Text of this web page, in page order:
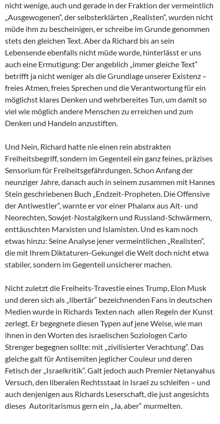
nicht wenige, auch und gerade in der Fraktion der vermeintlich
„Ausgewogenen“, der selbsterklärten „Realisten“, wurden nicht
müde ihm zu bescheinigen, er schreibe im Grunde genommen
stets den gleichen Text. Aber da Richard bis an sein
Lebensende ebenfalls nicht müde wurde, hinterlässt er uns
auch eine Ermutigung: Der angeblich „immer gleiche Text“
betrifft ja nicht weniger als die Grundlage unserer Existenz –
freies Atmen, freies Sprechen und die Verantwortung für ein
möglichst klares Denken und wehrbereites Tun, um damit so
viel wie möglich andere Menschen zu erreichen und zum
Denken und Handeln anzustiften.
Und Nein, Richard hatte nie einen rein abstrakten
Freiheitsbegriff, sondern im Gegenteil ein ganz feines, präzises
Sensorium für Freiheitsgefährdungen. Schon Anfang der
neunziger Jahre, danach auch in seinem zusammen mit Hannes
Stein geschriebenen Buch „Endzeit-Propheten. Die Offensive
der Antiwestler“, warnte er vor einer Phalanx aus Alt- und
Neorechten, Sowjet-Nostalgikern und Russland-Schwärmern,
enttäuschten Marxisten und Islamisten. Und es kam noch
etwas hinzu: Seine Analyse jener vermeintlichen „Realisten“,
die mit Ihrem Diktaturen-Gekungel die Welt doch nicht etwa
stabiler, sondern im Gegenteil unsicherer machen.
Nicht zuletzt die Freiheits-Travestie eines Trump, Elon Musk
und deren sich als „libertär“ bezeichnenden Fans in deutschen
Medien wurde in Richards Texten nach allen Regeln der Kunst
zerlegt. Er begegnete diesen Typen auf jene Weise, wie man
ihnen in den Worten des israelischen Soziologen Carlo
Strenger begegnen sollte: mit „zivilisierter Verachtung“. Das
gleiche galt für Antisemiten jeglicher Couleur und deren
Fetisch der „Israelkritik“. Galt jedoch auch Premier Netanyahus
Versuch, den liberalen Rechtsstaat in Israel zu schleifen – und
auch denjenigen aus Richards Leserschaft, die just angesichts
dieses Autoritarismus gern ein „Ja, aber“ murmelten.